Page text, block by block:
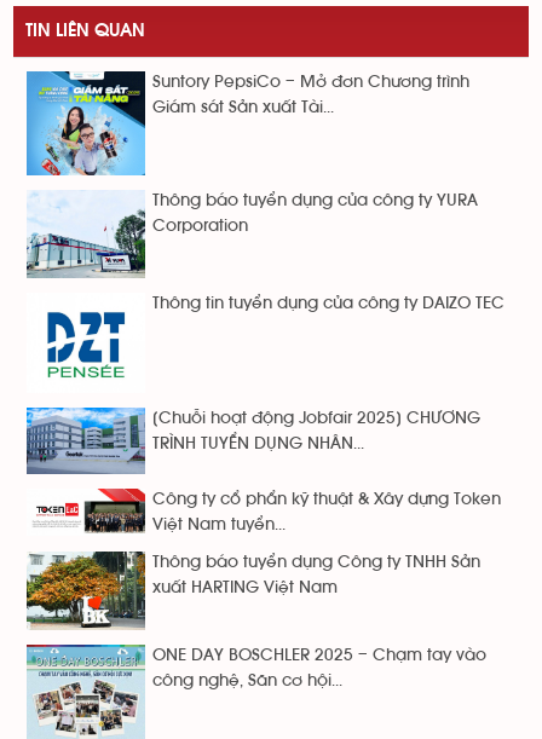
TIN LIÊN QUAN
Suntory PepsiCo – Mở đơn Chương trình
Giám sát Sản xuất Tài...
Thông báo tuyển dụng của công ty YURA
Corporation
Thông tin tuyển dụng của công ty DAIZO TEC
[Chuỗi hoạt động Jobfair 2025] CHƯƠNG
TRÌNH TUYỂN DỤNG NHÂN...
Công ty cổ phẩn kỹ thuật & Xây dựng Token
Việt Nam tuyển...
Thông báo tuyển dụng Công ty TNHH Sản
xuất HARTING Việt Nam
ONE DAY BOSCHLER 2025 – Chạm tay vào
công nghệ, Săn cơ hội...